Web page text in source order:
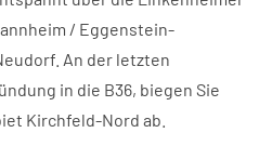
/ Eggenstein-
An der letzten
in die B36, biegen Sie
Kirchfeld-Nord ab.